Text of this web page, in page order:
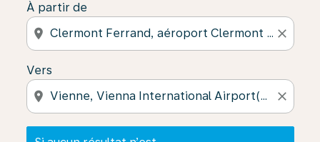
À partir de
location_on close
Vers
location_on close